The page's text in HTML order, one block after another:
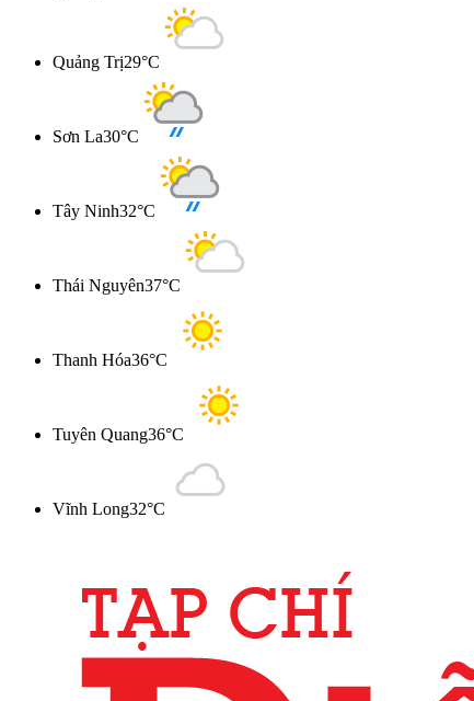
Quảng Trị29°C
Sơn La30°C
Tây Ninh32°C
Thái Nguyên37°C
Thanh Hóa36°C
Tuyên Quang36°C
Vĩnh Long32°C